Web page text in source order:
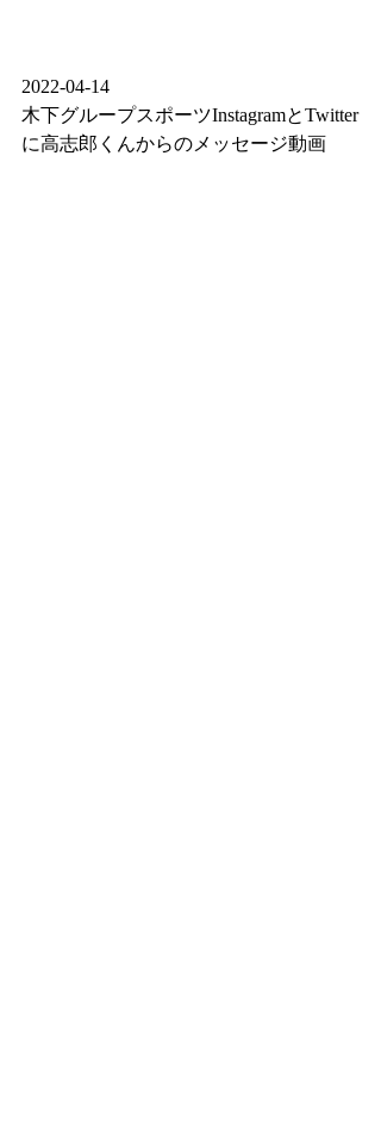
2022-04-14
木下グループスポーツInstagramとTwitter
に高志郎くんからのメッセージ動画